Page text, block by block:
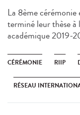
La 8ème cérémonie
terminé leur thèse
académique 2019-
CÉRÉMONIE RIIP
RÉSEAU